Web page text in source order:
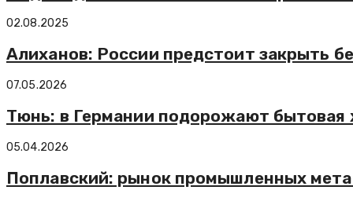
02.08.2025
Алиханов: России предстоит закрыть
07.05.2026
Тюнь: в Германии подорожают бытовая
05.04.2026
Поплавский: рынок промышленных